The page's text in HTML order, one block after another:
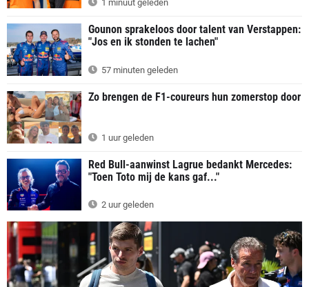
1 minuut geleden
Gounon sprakeloos door talent van Verstappen:
"Jos en ik stonden te lachen"
57 minuten geleden
Zo brengen de F1-coureurs hun zomerstop door
1 uur geleden
Red Bull-aanwinst Lagrue bedankt Mercedes:
"Toen Toto mij de kans gaf..."
2 uur geleden